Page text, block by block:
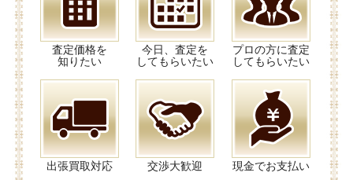
査定価格を
知りたい
今日、査定を
してもらいたい
プロの方に査定
してもらいたい
出張買取対応 交渉大歓迎 現金でお支払い